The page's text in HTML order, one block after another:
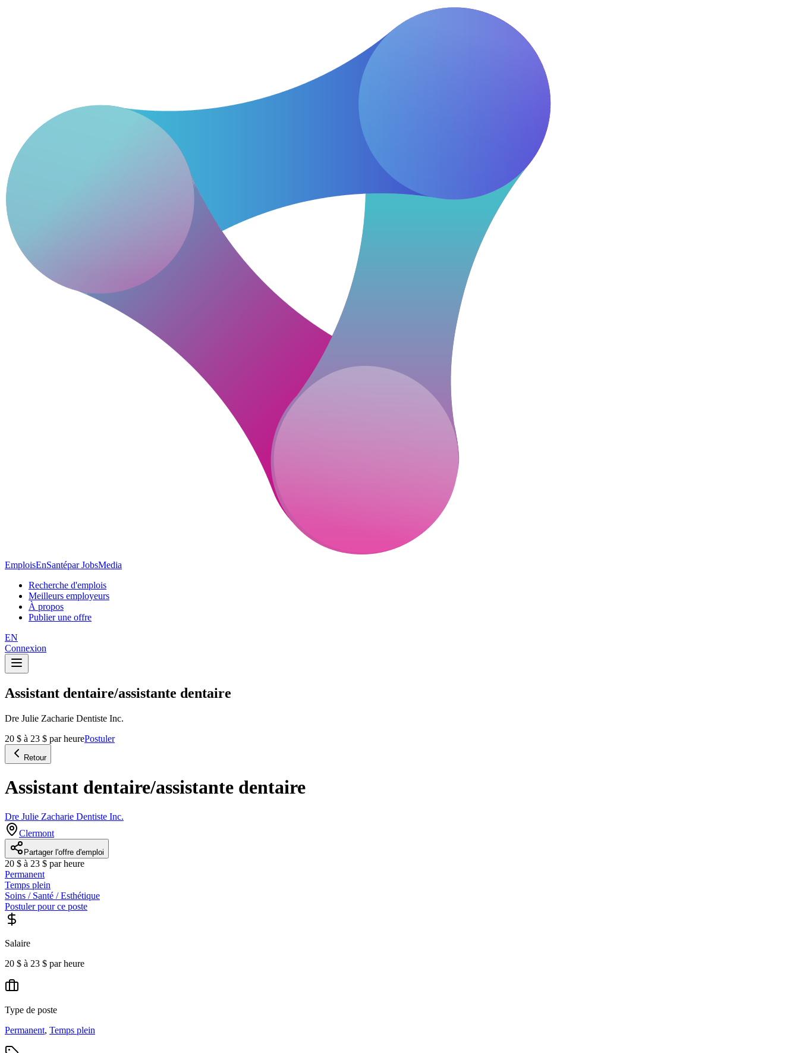
EmploisEnSantépar JobsMedia
Recherche d'emplois
Meilleurs employeurs
À propos
Publier une offre
EN
Connexion
Assistant dentaire/assistante dentaire
Dre Julie Zacharie Dentiste Inc.
20 $ à 23 $ par heurePostuler
Retour
Assistant dentaire/assistante dentaire
Dre Julie Zacharie Dentiste Inc.
Clermont
Partager l'offre d'emploi
20 $ à 23 $ par heure
Permanent
Temps plein
Soins / Santé / Esthétique
Postuler pour ce poste
Salaire
20 $ à 23 $ par heure
Type de poste
Permanent, Temps plein